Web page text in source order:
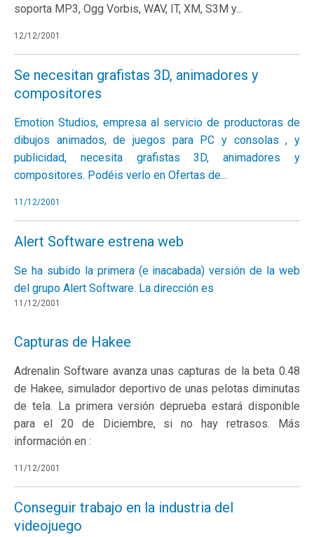
soporta MP3, Ogg Vorbis, WAV, IT, XM, S3M y...
12/12/2001
Se necesitan grafistas 3D, animadores y
compositores
Emotion Studios, empresa al servicio de productoras de
dibujos animados, de juegos para PC y consolas , y
publicidad, necesita grafistas 3D, animadores y
compositores. Podéis verlo en Ofertas de...
11/12/2001
Alert Software estrena web
Se ha subido la primera (e inacabada) versión de la web
del grupo Alert Software. La dirección es
11/12/2001
Capturas de Hakee
Adrenalin Software avanza unas capturas de la beta 0.48
de Hakee, simulador deportivo de unas pelotas diminutas
de tela. La primera versión deprueba estará disponible
para el 20 de Diciembre, si no hay retrasos. Más
información en :
11/12/2001
Conseguir trabajo en la industria del
videojuego